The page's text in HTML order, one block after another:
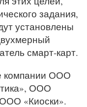
задания,
установлены
смарт-карт.
компании ООО
ООО
«Киоски».